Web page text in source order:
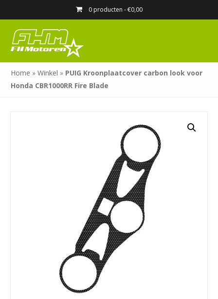
0 producten -€0,00
Home »Winkel » PUIG Kroonplaatcover carbon look voor
Honda CBR1000RR Fire Blade